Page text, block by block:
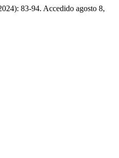
83-94. Accedido agosto 8,